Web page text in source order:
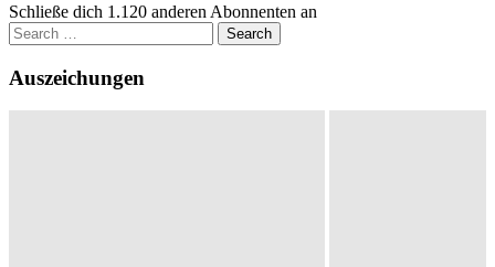
Schließe dich 1.120 anderen Abonnenten an
Search
for:
Auszeichungen